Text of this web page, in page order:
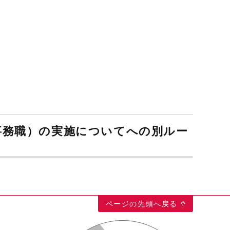
職）の実施についてへの別ルー
ページの先頭へ戻る